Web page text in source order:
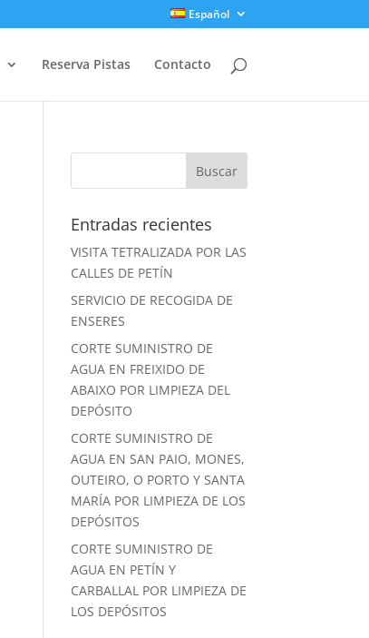
Español
Reserva Pistas Contacto
Entradas recientes
VISITA TETRALIZADA POR LAS
CALLES DE PETÍN
SERVICIO DE RECOGIDA DE
ENSERES
CORTE SUMINISTRO DE
AGUA EN FREIXIDO DE
ABAIXO POR LIMPIEZA DEL
DEPÓSITO
CORTE SUMINISTRO DE
AGUA EN SAN PAIO, MONES,
OUTEIRO, O PORTO Y SANTA
MARÍA POR LIMPIEZA DE LOS
DEPÓSITOS
CORTE SUMINISTRO DE
AGUA EN PETÍN Y
CARBALLAL POR LIMPIEZA DE
LOS DEPÓSITOS